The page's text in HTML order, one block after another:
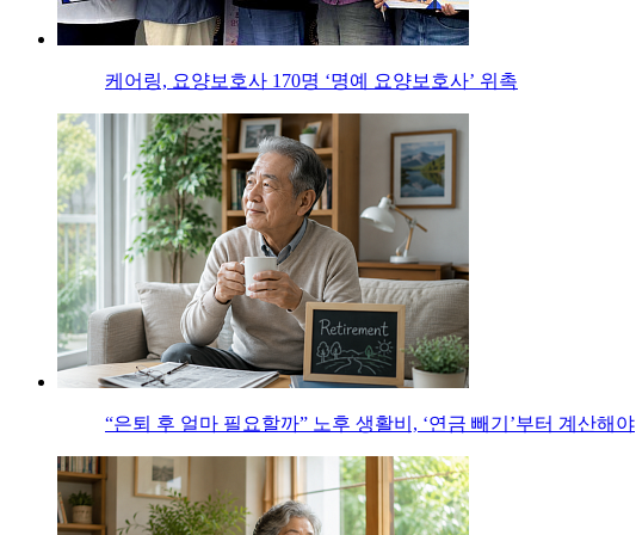
케어링, 요양보호사 170명 ‘명예 요양보호사’ 위촉
“은퇴 후 얼마 필요할까” 노후 생활비, ‘연금 빼기’부터 계산해야